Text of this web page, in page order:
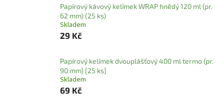
Papírový kávový kelímek WRAP hnědý 120 ml (pr.
62 mm) (25 ks)
Skladem
29 Kč
Papírový kelímek dvouplášťový 400 ml termo (pr.
90 mm) [25 ks]
Skladem
69 Kč